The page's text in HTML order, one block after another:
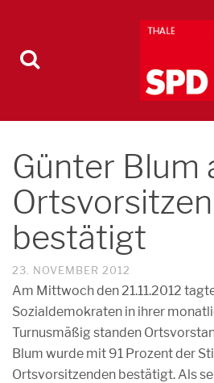
Günter Blum
bestätigt
23. NOVEMBER 2012
Am Mittwoch den 21.11.2012
Sozialdemokraten in ihrer
Turnusmäßig standen
Blum wurde mit 91 Prozent der
Ortsvorsitzenden bestätigt. Als